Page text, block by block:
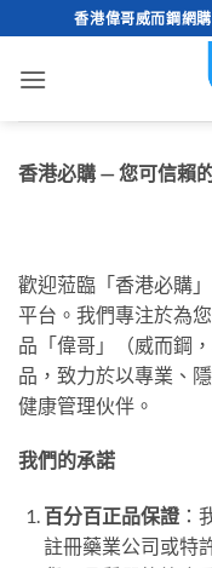
to
content
香港偉哥威而鋼網
香港必購 — 您可信賴
歡迎蒞臨「香港必購
平台。我們專注於為
品「偉哥」（威而鋼
品，致力於以專業、
健康管理伙伴。
我們的承諾
百分百正品保證：
註冊藥業公司或特